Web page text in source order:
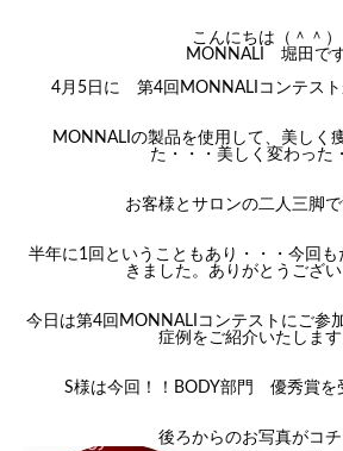
こんにちは（＾＾）
MONNALI 堀田で
4月5日に 第4回MONNALIコンテス
MONNALIの製品を使用して、美しく
た・・・美しく変わった
お客様とサロンの二人三脚
半年に1回ということもあり・・・今回
きました。ありがとうござい
今日は第4回MONNALIコンテストにご参
症例をご紹介いたします
S様は今回！！BODY部門 優秀賞を
後ろからのお写真がコチ